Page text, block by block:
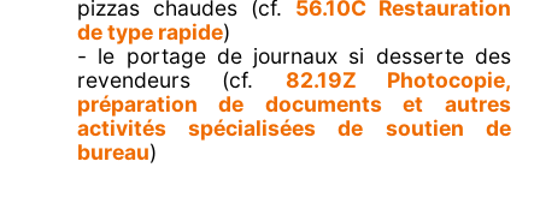
pizzas chaudes (cf. 56.10C Restauration
de type rapide)
- le portage de journaux si desserte des
revendeurs (cf. 82.19Z Photocopie,
préparation de documents et autres
activités spécialisées de soutien de
bureau)